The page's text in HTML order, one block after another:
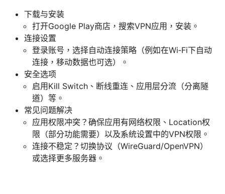
下载与安装
打开Google Play商店，搜索VPN应用，安装。
连接设置
登录账号，选择自动连接策略（例如在Wi‑Fi下自动
连接，移动数据也可选）。
安全选项
启用Kill Switch、断线重连、应用层分流（分离隧
道）等。
常见问题解决
应用权限冲突？确保应用有网络权限、Location权
限（部分功能需要）以及系统设置中的VPN权限。
连接不稳定？切换协议（WireGuard/OpenVPN）
或选择更多服务器。